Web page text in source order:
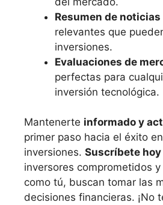
Resumen de noticias
relevantes que
inversiones.
Evaluaciones de
perfectas para
inversión tecnológica.
Mantenerte informado y
primer paso hacia el éxito
inversiones. Suscríbete hoy
inversores comprometidos
como tú, buscan tomar las
decisiones financieras. ¡No